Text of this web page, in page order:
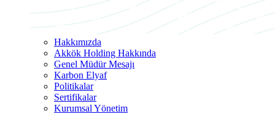
Hakkımızda
Akkök Holding Hakkında
Genel Müdür Mesajı
Karbon Elyaf
Politikalar
Sertifikalar
Kurumsal Yönetim